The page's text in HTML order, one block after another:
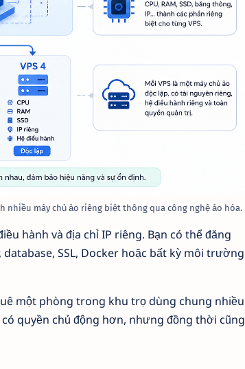
nhiều máy chủ ảo riêng biệt thông qua công nghệ ảo hóa.
hành và địa chỉ IP riêng. Bạn có thể đăng
SSL, Docker hoặc bất kỳ môi trường
một phòng trong khu trọ dùng chung nhiều
quyền chủ động hơn, nhưng đồng thời cũng